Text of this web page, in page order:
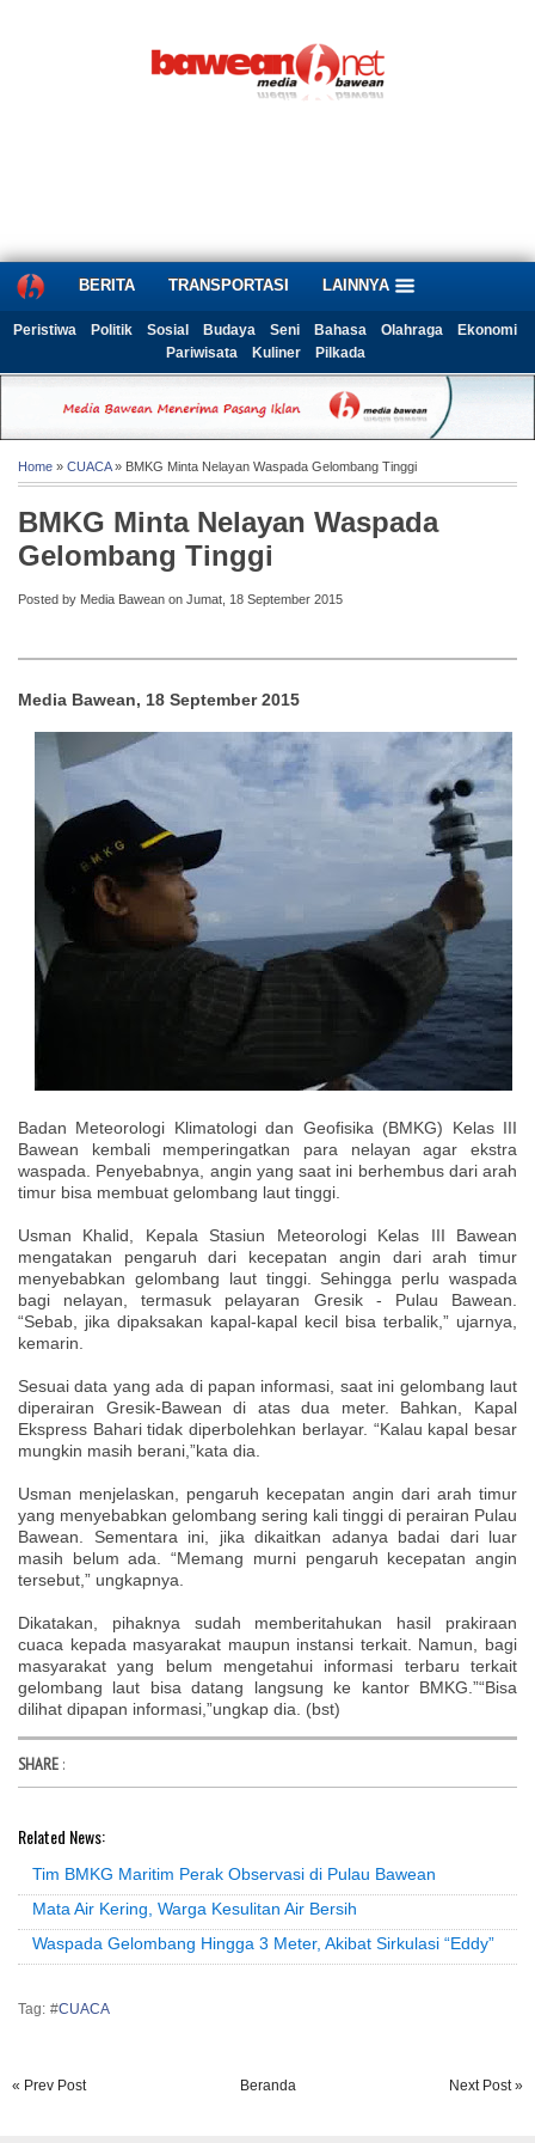
BERITA TRANSPORTASI LAINNYA
Peristiwa Politik Sosial Budaya Seni Bahasa Olahraga
Ekonomi
Pariwisata
Kuliner Pilkada
Home » CUACA» BMKG Minta Nelayan Waspada Gelombang Tinggi
BMKG Minta Nelayan Waspada
Gelombang Tinggi
Posted by Media Bawean on Jumat, 18 September 2015
Media Bawean, 18 September 2015
Badan Meteorologi Klimatologi dan Geofisika (BMKG) Kelas III
Bawean kembali memperingatkan para nelayan agar ekstra
waspada. Penyebabnya, angin yang saat ini berhembus dari arah
timur bisa membuat gelombang laut tinggi.
Usman Khalid, Kepala Stasiun Meteorologi Kelas III Bawean
mengatakan pengaruh dari kecepatan angin dari arah timur
menyebabkan gelombang laut tinggi. Sehingga perlu waspada
bagi nelayan, termasuk pelayaran Gresik - Pulau Bawean.
“Sebab, jika dipaksakan kapal-kapal kecil bisa terbalik,” ujarnya,
kemarin.
Sesuai data yang ada di papan informasi, saat ini gelombang laut
diperairan Gresik-Bawean di atas dua meter. Bahkan, Kapal
Ekspress Bahari tidak diperbolehkan berlayar. “Kalau kapal besar
mungkin masih berani,”kata dia.
Usman menjelaskan, pengaruh kecepatan angin dari arah timur
yang menyebabkan gelombang sering kali tinggi di perairan Pulau
Bawean. Sementara ini, jika dikaitkan adanya badai dari luar
masih belum ada. “Memang murni pengaruh kecepatan angin
tersebut,” ungkapnya.
Dikatakan, pihaknya sudah memberitahukan hasil prakiraan
cuaca kepada masyarakat maupun instansi terkait. Namun, bagi
masyarakat yang belum mengetahui informasi terbaru terkait
gelombang laut bisa datang langsung ke kantor BMKG.”“Bisa
dilihat dipapan informasi,”ungkap dia. (bst)
SHARE :
Related News:
Tim BMKG Maritim Perak Observasi di Pulau Bawean
Mata Air Kering, Warga Kesulitan Air Bersih
Waspada Gelombang Hingga 3 Meter, Akibat Sirkulasi “Eddy”
Tag: #CUACA
« Prev Post Next Post »
Beranda